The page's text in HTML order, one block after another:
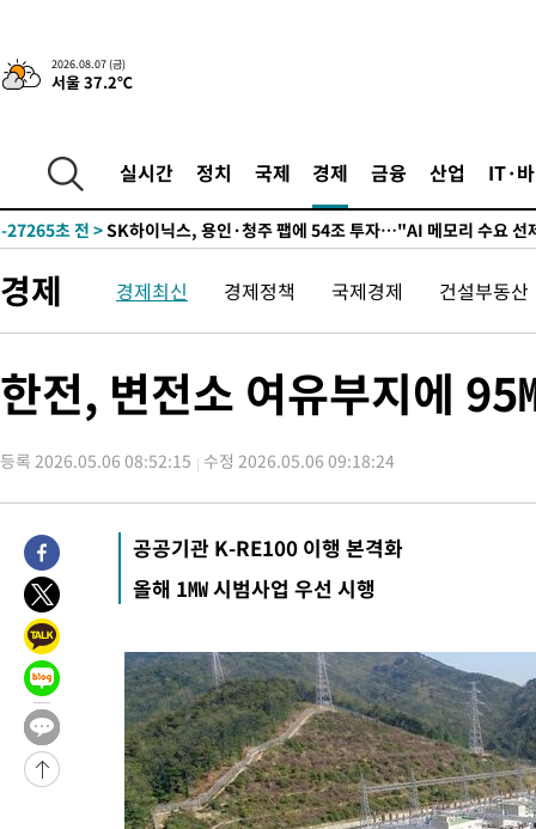
2026.08.07 (금)
서울 37.2℃
실시간 정치 국제 경제 금융 산업 IT·
-31061초 전 >"낮 기온 소폭 하락"…수도권 폭염중대경보, 폭염경보로 하향
-31025초 전 >
갈 수도
-28959초 전 >
낮 최고 37도 찜통더위…곳곳 소나기·강원 많은 비[내일날씨]
-27265초 전 >
SK하이닉스, 용인·청주 팹에 54조 투자…"AI 메모리 수요 선
응"
-24121초 전 >여자배구 이재영·이다영 자매, 아제르바이잔 투란VC 입단
-23108초 전 >
[속보]코스닥, 2.86포인트(0.36%) 내린 798.81마감
-23061초 전 >[속보]코스피, 6200선 약보합…0.60% 내린 6258.77에 마쳐
-22930초 전 >
[속보] 노원서 40.1도 관측…서울, 2018년 이후 첫 40도
-18893초 전 >외신들도 주목한 韓축구 파문…"국민적 공분에 수사 재개"
-18864초 전 >11시간 압수수색에 성접대 파문까지…'쑥대밭' 된 축구협회
-17886초 전 >
[속보]규제합리화위원회 부위원장에 김태유 서울대 공대 교
병태 후임
-14244초 전 >
-9569초 전 > [속보] 7월 중국 수출 23.9%↑ 수입 27.5%↑…무역총액
-6729초 전 >
-6595초 전 >
[속보]종합특검, '관저이전 봐주기 감사' 유병호 구속기소
-3195초 전 >
민주 콩고 에볼라환자 4천명 돌파, 4053명 발생 1850명 사망
-31061초 전 >
"낮 기온 소폭 하락"…수도권 폭염중대경보, 폭염경보로 하향
-31025초 전 >
[속보]이 대통령, '호우피해' 안동·의성 관할 4개 면 특별재난
[단독]중수청 지원 검사들, 정원 초과 시 낮은 계급 임용…희망
경제 경제최신 경제정책 국제경제 건설부동산
한전, 변전소 여유부지에
등록 2026.05.06 08:52:15 수정 2026.05.06 09:18:24
공공기관 K-RE100 이행 본격화
올해 1㎿ 시범사업 우선 시행